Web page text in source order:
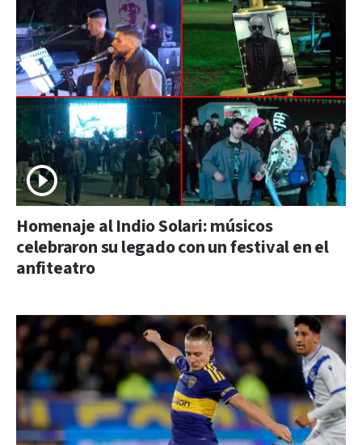
Homenaje al Indio Solari: músicos
celebraron su legado con un festival en el
anfiteatro